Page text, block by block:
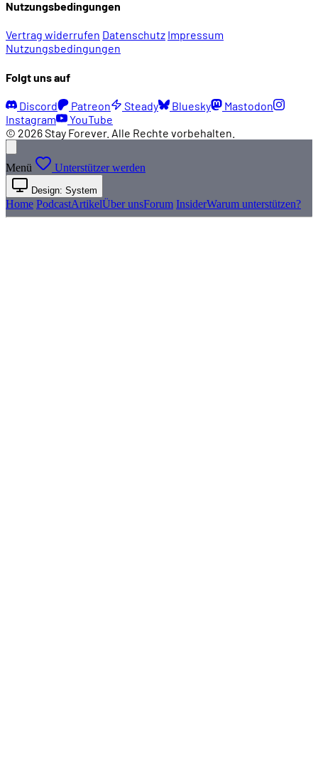
Nutzungsbedingungen
Vertrag widerrufen Datenschutz Impressum
Nutzungsbedingungen
Folgt uns auf
Discord Patreon Steady Bluesky
Mastodon
Instagram
YouTube
© 2026 Stay Forever. Alle Rechte vorbehalten.
Menü Unterstützer werden
Design: System
Home PodcastArtikelÜber unsForum InsiderWarum unterstützen?